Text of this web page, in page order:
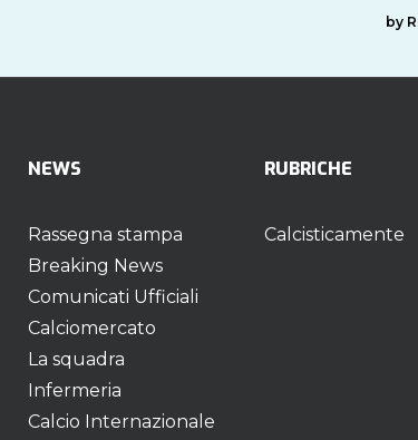
by
NEWS
Rassegna stampa
Breaking News
Comunicati Ufficiali
Calciomercato
La squadra
Infermeria
Calcio Internazionale
RUBRICHE
Calcisticamente